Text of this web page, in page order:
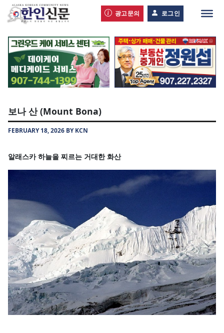
광고문의 로그인
보나 산 (Mount Bona)
FEBRUARY 18, 2026 BY KCN
알래스카 하늘을 찌르는 거대한 화산